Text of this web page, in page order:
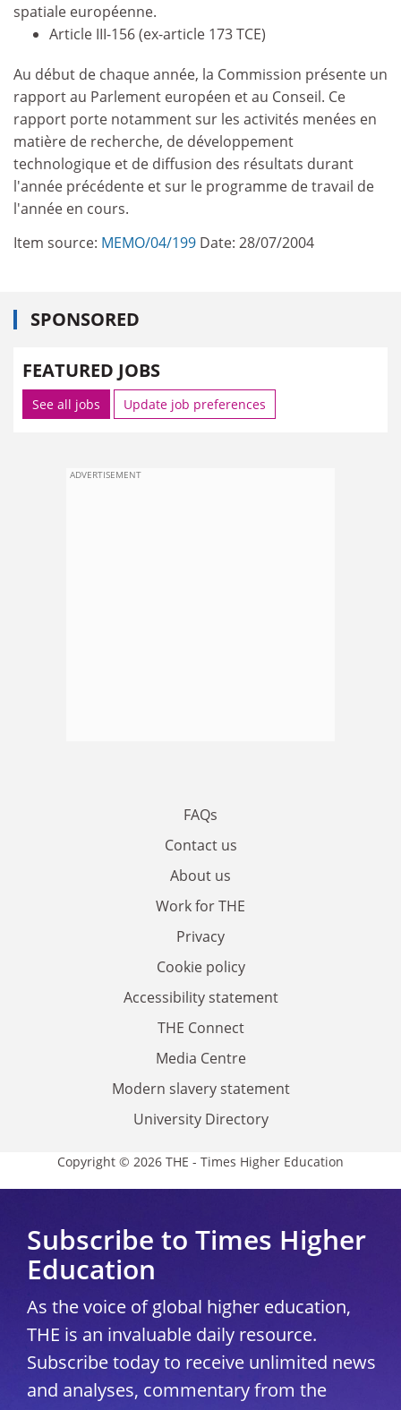
spatiale européenne.
Article III-156 (ex-article 173 TCE)
Au début de chaque année, la Commission présente un
rapport au Parlement européen et au Conseil. Ce
rapport porte notamment sur les activités menées en
matière de recherche, de développement
technologique et de diffusion des résultats durant
l'année précédente et sur le programme de travail de
l'année en cours.
Item source: MEMO/04/199 Date: 28/07/2004
SPONSORED
FEATURED JOBS
See all jobs Update job preferences
ADVERTISEMENT
FAQs
Contact us
About us
Work for THE
Privacy
Cookie policy
Accessibility statement
THE Connect
Media Centre
Modern slavery statement
University Directory
Copyright © 2026 THE - Times Higher Education
Subscribe to Times Higher
Education
As the voice of global higher education,
THE is an invaluable daily resource.
Subscribe today to receive unlimited news
and analyses, commentary from the